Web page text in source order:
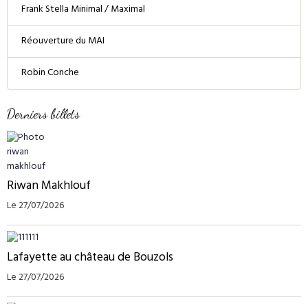
Frank Stella Minimal / Maximal
Réouverture du MAI
Robin Conche
Derniers billets
Riwan Makhlouf
Le 27/07/2026
Lafayette au château de Bouzols
Le 27/07/2026